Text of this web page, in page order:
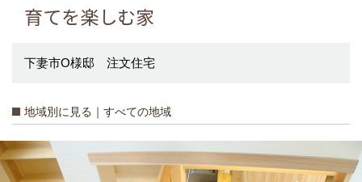
育てを楽しむ家
下妻市O様邸 注文住宅
地域別に見る｜すべての地域